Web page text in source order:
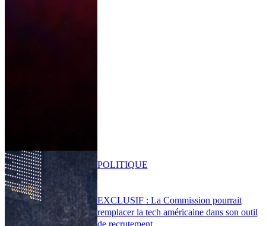
EXCLUSIF : La Commission pourrait
remplacer la tech américaine dans son outil
POLITIQUE